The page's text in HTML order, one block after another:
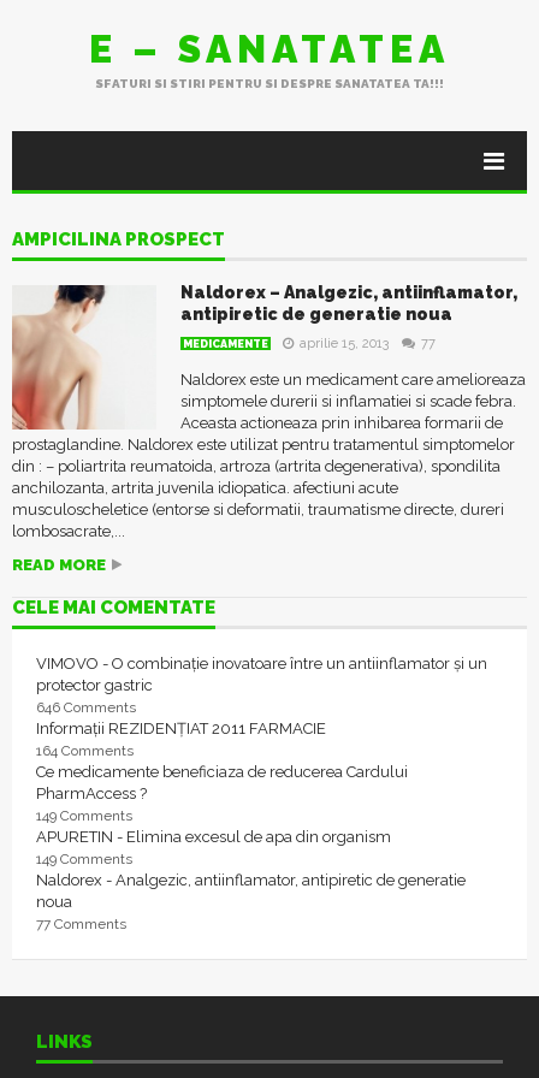
E – SANATATEA
SFATURI SI STIRI PENTRU SI DESPRE SANATATEA TA!!!
AMPICILINA PROSPECT
Naldorex – Analgezic, antiinflamator,
antipiretic de generatie noua
MEDICAMENTE aprilie 15, 2013 77
Naldorex este un medicament care amelioreaza
simptomele durerii si inflamatiei si scade febra.
Aceasta actioneaza prin inhibarea formarii de
prostaglandine. Naldorex este utilizat pentru tratamentul simptomelor
din : – poliartrita reumatoida, artroza (artrita degenerativa), spondilita
anchilozanta, artrita juvenila idiopatica. afectiuni acute
musculoscheletice (entorse si deformatii, traumatisme directe, dureri
lombosacrate,...
READ MORE
CELE MAI COMENTATE
VIMOVO - O combinație inovatoare între un antiinflamator și un
protector gastric
646 Comments
Informații REZIDENȚIAT 2011 FARMACIE
164 Comments
Ce medicamente beneficiaza de reducerea Cardului
PharmAccess ?
149 Comments
APURETIN - Elimina excesul de apa din organism
149 Comments
Naldorex - Analgezic, antiinflamator, antipiretic de generatie
noua
77 Comments
LINKS